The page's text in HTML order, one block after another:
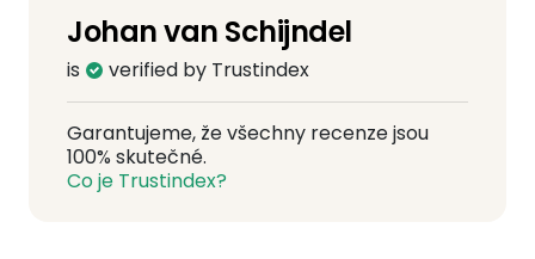
Johan van Schijndel
is verified by Trustindex
Garantujeme, že všechny recenze jsou
100% skutečné.
Co je Trustindex?